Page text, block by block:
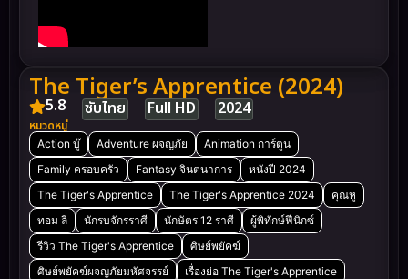
The Tiger’s Apprentice (2024)
5.8 ซับไทย Full HD 2024
หมวดหมู่
Action บู๊ Adventure ผจญภัย
Animation การ์ตูน
Family ครอบครัว
Fantasy จินตนาการ
หนังปี 2024
The Tiger's Apprentice
The Tiger's Apprentice 2024
คุณหู
ทอม ลี
นักรบจักรราศี นักษัตร 12 ราศี
ผู้พิทักษ์ฟีนิกซ์
รีวิว The Tiger's Apprentice
ศิษย์พยัคฆ์
ศิษย์พยัคฆ์ผจญภัยมหัศจรรย์
เรื่องย่อ The Tiger's Apprentice